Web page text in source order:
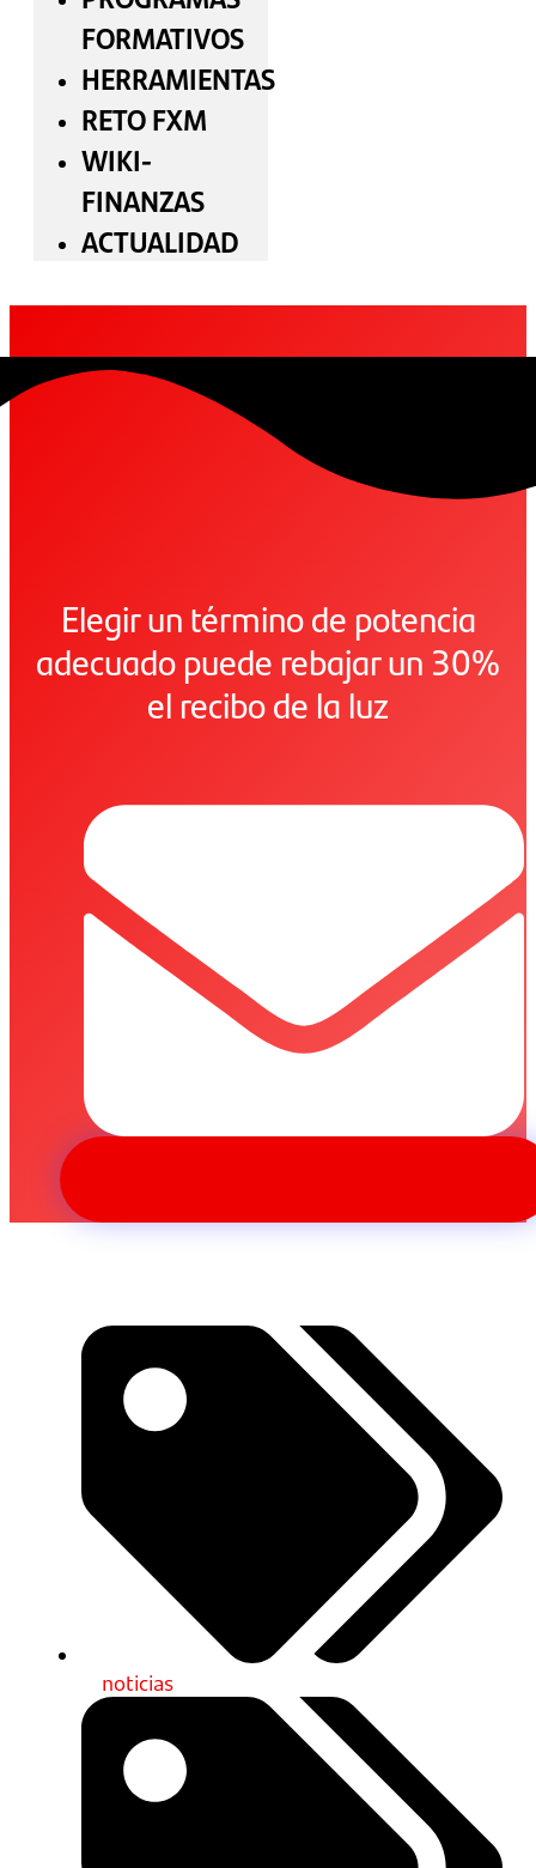
FORMATIVOS
HERRAMIENTAS
RETO FXM
WIKI-
FINANZAS
ACTUALIDAD
Elegir un término de potencia
adecuado puede rebajar un 30%
el recibo de la luz
noticias